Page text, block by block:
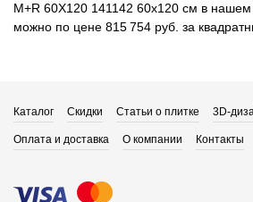
M+R 60X120 141142 60x120 см в нашем
можно по цене 815 754 руб. за
Каталог Скидки Статьи о плитке 3D-
Оплата и доставка О компании Контакты